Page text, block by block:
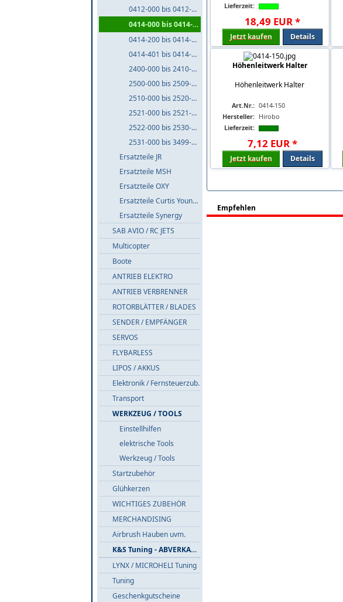
0412-000 bis 0412-999
0414-000 bis 0414-199
0414-200 bis 0414-400
0414-401 bis 0414-999
2400-000 bis 2410-999
2500-000 bis 2509-999
2510-000 bis 2520-999
2521-000 bis 2521-999
2522-000 bis 2530-999
2531-000 bis 3499-999
Ersatzteile JR
Ersatzteile MSH
Ersatzteile OXY
Ersatzteile Curtis Youngblood
Ersatzteile Synergy
SAB AVIO / RC JETS
Multicopter
Boote
ANTRIEB ELEKTRO
ANTRIEB VERBRENNER
ROTORBLÄTTER / BLADES
SENDER / EMPFÄNGER
SERVOS
FLYBARLESS
LIPOS / AKKUS
Elektronik / Fernsteuerzub.
Transport
WERKZEUG / TOOLS
Einstellhilfen
elektrische Tools
Werkzeug / Tools
Startzubehör
Glühkerzen
WICHTIGES ZUBEHÖR
MERCHANDISING
Airbrush Hauben uvm.
K&S Tuning - ABVERKAUF
LYNX / MICROHELI Tuning
Tuning
Geschenkgutscheine
Lieferzeit:
18,49 EUR*
Jetzt kaufen Details
Höhenleitwerk Halter
Höhenleitwerk Halter
Art.Nr.: 0414-150
Hersteller: Hirobo
Lieferzeit:
7,12 EUR*
Jetzt kaufen Details
Empfehlen